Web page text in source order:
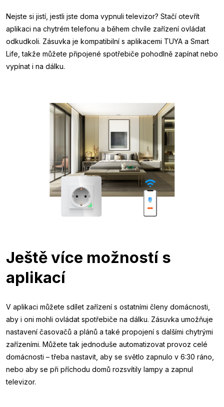
Nejste si jistí, jestli jste doma vypnuli televizor? Stačí otevřít
aplikaci na chytrém telefonu a během chvíle zařízení ovládat
odkudkoli. Zásuvka je kompatibilní s aplikacemi TUYA a Smart
Life, takže můžete připojené spotřebiče pohodlně zapínat nebo
vypínat i na dálku.
Ještě více možností s
aplikací
V aplikaci můžete sdílet zařízení s ostatními členy domácnosti,
aby i oni mohli ovládat spotřebiče na dálku. Zásuvka umožňuje
nastavení časovačů a plánů a také propojení s dalšími chytrými
zařízeními. Můžete tak jednoduše automatizovat provoz celé
domácnosti – třeba nastavit, aby se světlo zapnulo v 6:30 ráno,
nebo aby se při příchodu domů rozsvítily lampy a zapnul
televizor.